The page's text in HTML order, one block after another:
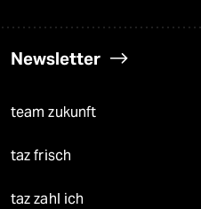
Newsletter
team zukunft
taz frisch
taz zahl ich